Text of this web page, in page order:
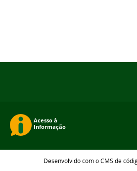
Desenvolvido com o CMS de